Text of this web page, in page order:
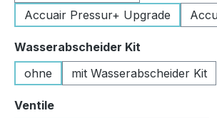
Accuair Pressur+ Upgrade
Wasserabscheider Kit
ohne
mit Wasserabscheider Kit
Ventileauswählen